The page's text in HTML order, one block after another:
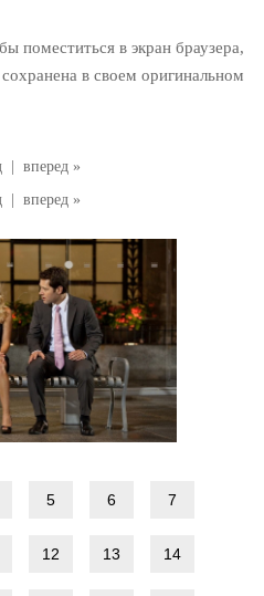
вперед »
вперед »
поместиться в экран браузера,
в своем оригинальном
5 6 7
12 13 14